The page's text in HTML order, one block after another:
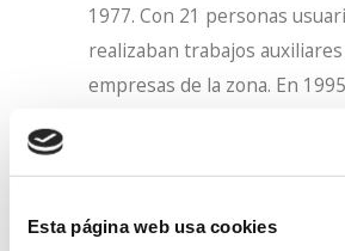
Esta página web usa cookies
1977. Con 21 personas
realizaban trabajos
empresas de la zona. En
Además de las personas que